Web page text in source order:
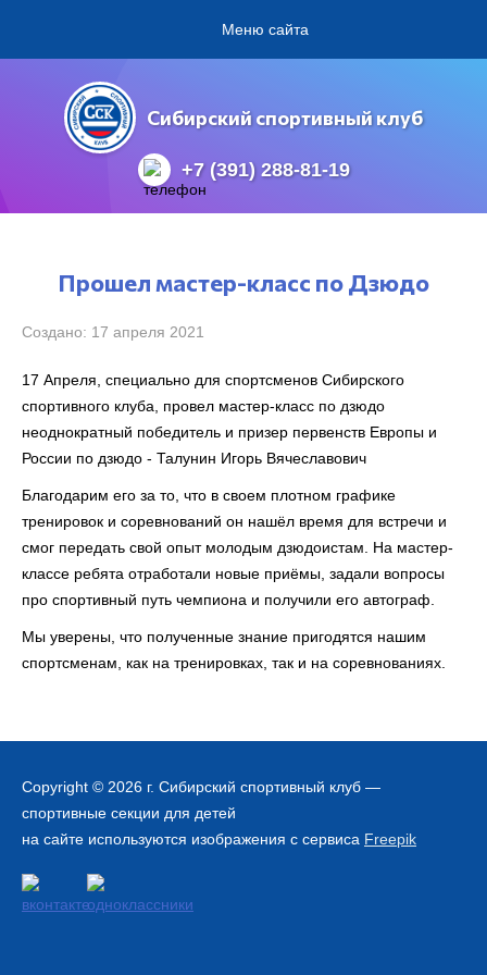
Меню сайта
Сибирский спортивный клуб
+7 (391) 288-81-19
Прошел мастер-класс по Дзюдо
Создано: 17 апреля 2021
17 Апреля, специально для спортсменов Сибирского
спортивного клуба, провел мастер-класс по дзюдо
неоднократный победитель и призер первенств Европы и
России по дзюдо - Талунин Игорь Вячеславович
Благодарим его за то, что в своем плотном графике
тренировок и соревнований он нашёл время для встречи и
смог передать свой опыт молодым дзюдоистам. На мастер-
классе ребята отработали новые приёмы, задали вопросы
про спортивный путь чемпиона и получили его автограф.
Мы уверены, что полученные знание пригодятся нашим
спортсменам, как на тренировках, так и на соревнованиях.
Copyright © 2026 г. Сибирский спортивный клуб —
спортивные секции для детей
на сайте используются изображения с сервиса Freepik